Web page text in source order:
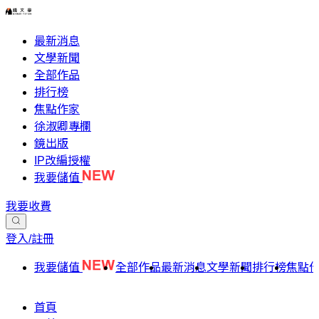
最新消息
文學新聞
全部作品
排行榜
焦點作家
徐淑卿專欄
鏡出版
IP改編授權
我要儲值
我要收費
登入/註冊
我要儲值 全部作品最新消息文學新聞排行榜焦點
首頁